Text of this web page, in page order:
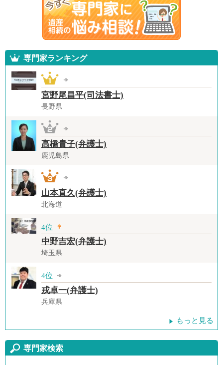
専門家ランキング
宮野尾昌平(司法書士)
長野県
高橋貴子(弁護士)
鹿児島県
山本直久(弁護士)
北海道
4位
中野吉宏(弁護士)
埼玉県
4位
戎卓一(弁護士)
兵庫県
もっと見る
専門家検索